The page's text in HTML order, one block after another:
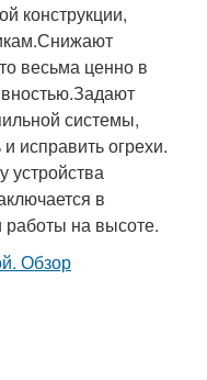
конструкции,
весьма ценно в
системы,
исправить огрехи.
устройства
в
на высоте.